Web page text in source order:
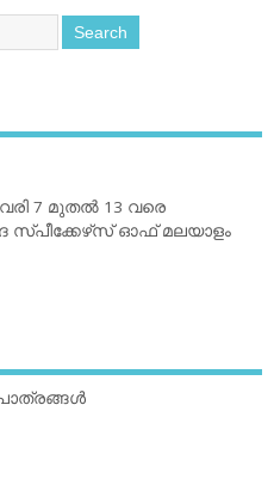
7 മുതല്‍ 13 വരെ
സ്പീക്കേഴ്‌സ് ഓഫ് മലയാളം